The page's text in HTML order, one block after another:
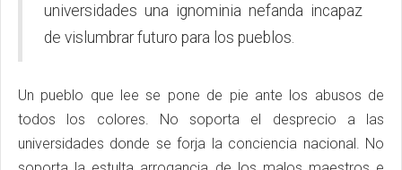
universidades una ignominia nefanda incapaz
de vislumbrar futuro para los pueblos.
Un pueblo que lee se pone de pie ante los abusos de
todos los colores. No soporta el desprecio a las
universidades donde se forja la conciencia nacional. No